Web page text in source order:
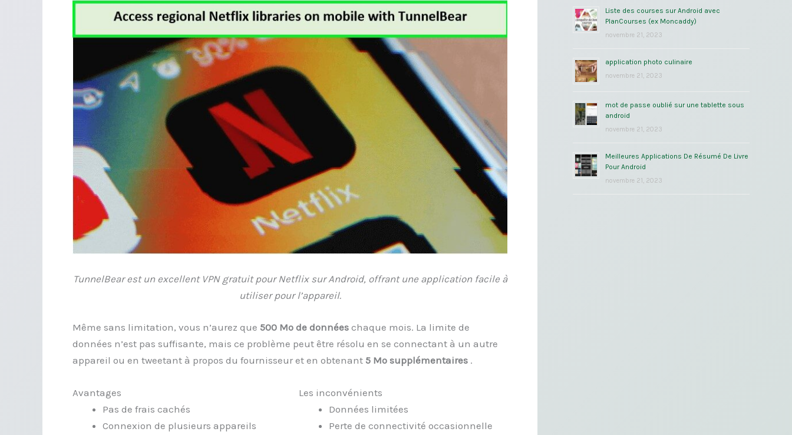
TunnelBear est un excellent VPN gratuit pour Netflix sur Android, offrant une application facile à
utiliser pour l’appareil.
Même sans limitation, vous n’aurez que 500 Mo de données chaque mois. La limite de
données n’est pas suffisante, mais ce problème peut être résolu en se connectant à un autre
appareil ou en tweetant à propos du fournisseur et en obtenant 5 Mo supplémentaires .
Avantages
Pas de frais cachés
Connexion de plusieurs appareils
Les inconvénients
Données limitées
Perte de connectivité occasionnelle
Liste des courses sur Android avec
PlanCourses (ex Moncaddy)
novembre 21, 2023
application photo culinaire
novembre 21, 2023
mot de passe oublié sur une tablette sous
android
novembre 21, 2023
Meilleures Applications De Résumé De Livre
Pour Android
novembre 21, 2023